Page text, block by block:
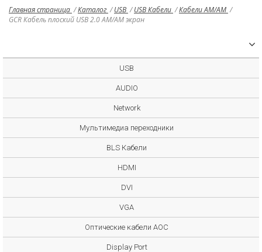
Главная страница /Каталог / USB / USB Кабели /Кабели AM/AM /
GCR Кабель плоский USB 2.0 AM/AM экран
USB
AUDIO
Network
Мультимедиа переходники
BLS Кабели
HDMI
DVI
VGA
Оптические кабели AOC
Display Port